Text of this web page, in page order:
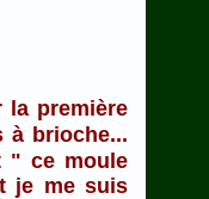
la première
à brioche...
" ce moule
je me suis